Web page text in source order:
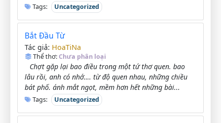
Tags: Uncategorized
Bắt Đầu Từ
Tác giả: HoaTiNa
Thể thơ:Chưa phân loại
Chợt gặp lại bao điều trong một tứ thơ quen. bao
lâu rồi, anh có nhớ…. từ độ quen nhau, những chiều
bát phố. ánh mắt ngọt, mềm hơn hết những bài...
Tags: Uncategorized